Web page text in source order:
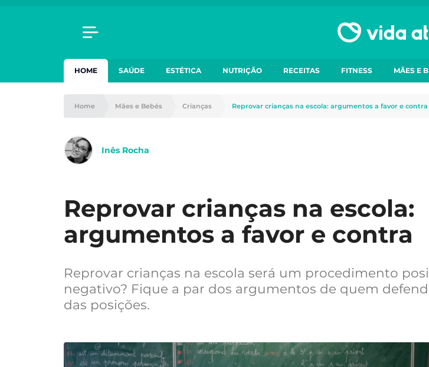
HOME SAÚDE ESTÉTICA NUTRIÇÃO RECEITAS FITNESS MÃES E
Home Mães e Bebés Crianças Reprovar crianças na escola: argumentos a favor e contra
Inês Rocha
Reprovar crianças na escola:
argumentos a favor e contra
Reprovar crianças na escola será um procedimento
negativo? Fique a par dos argumentos de quem
das posições.